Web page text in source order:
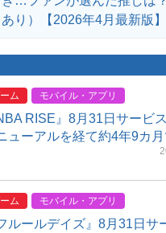
あり）【2026年4月最新版】
ム モバイル・アプリ
RISE』8月31日サービ
ューアルを経て約4年9カ
ム モバイル・アプリ
ルールデイズ』8月31日サ